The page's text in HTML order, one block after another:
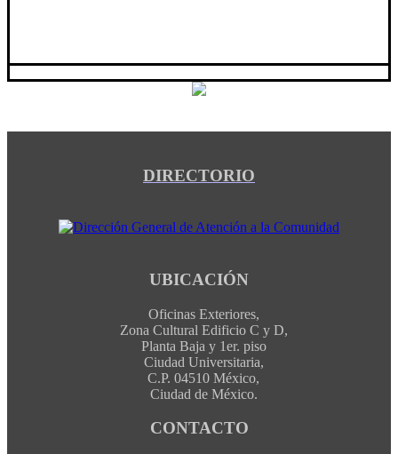
DIRECTORIO
UBICACIÓN
Oficinas Exteriores,
Zona Cultural Edificio C y D,
Planta Baja y 1er. piso
Ciudad Universitaria,
C.P. 04510 México,
Ciudad de México.
CONTACTO